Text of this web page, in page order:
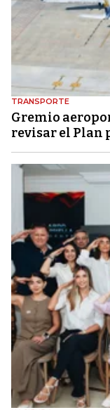
TRANSPORTE
Gremio
revisar el Plan